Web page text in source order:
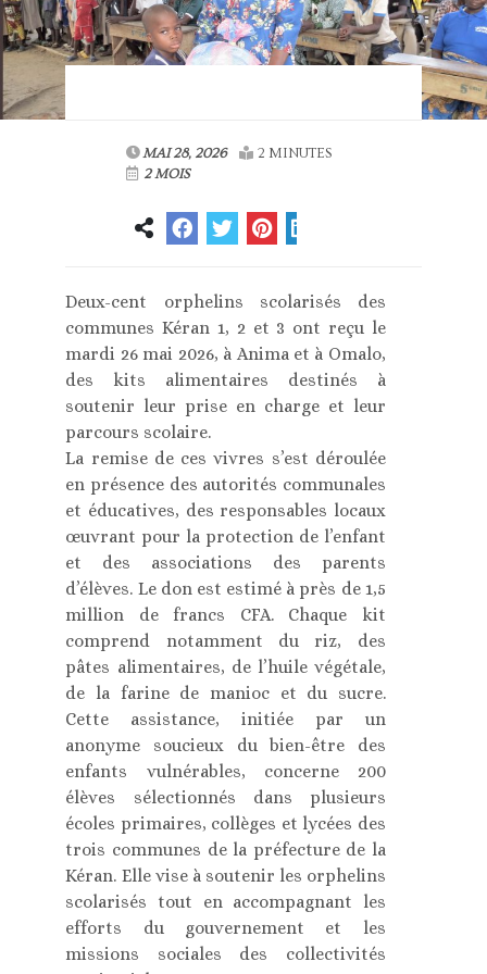
MAI 28, 2026
2 MINUTES
2 MOIS
Deux-cent orphelins scolarisés des
communes Kéran 1, 2 et 3 ont reçu le
mardi 26 mai 2026, à Anima et à Omalo,
des kits alimentaires destinés à
soutenir leur prise en charge et leur
parcours scolaire.
La remise de ces vivres s’est déroulée
en présence des autorités communales
et éducatives, des responsables locaux
œuvrant pour la protection de l’enfant
et des associations des parents
d’élèves. Le don est estimé à près de 1,5
million de francs CFA. Chaque kit
comprend notamment du riz, des
pâtes alimentaires, de l’huile végétale,
de la farine de manioc et du sucre.
Cette assistance, initiée par un
anonyme soucieux du bien-être des
enfants vulnérables, concerne 200
élèves sélectionnés dans plusieurs
écoles primaires, collèges et lycées des
trois communes de la préfecture de la
Kéran. Elle vise à soutenir les orphelins
scolarisés tout en accompagnant les
efforts du gouvernement et les
missions sociales des collectivités